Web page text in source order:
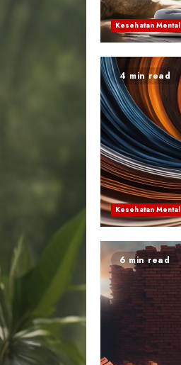
Kesehatan Mental
4 min read
Kesehatan Mental
6 min read